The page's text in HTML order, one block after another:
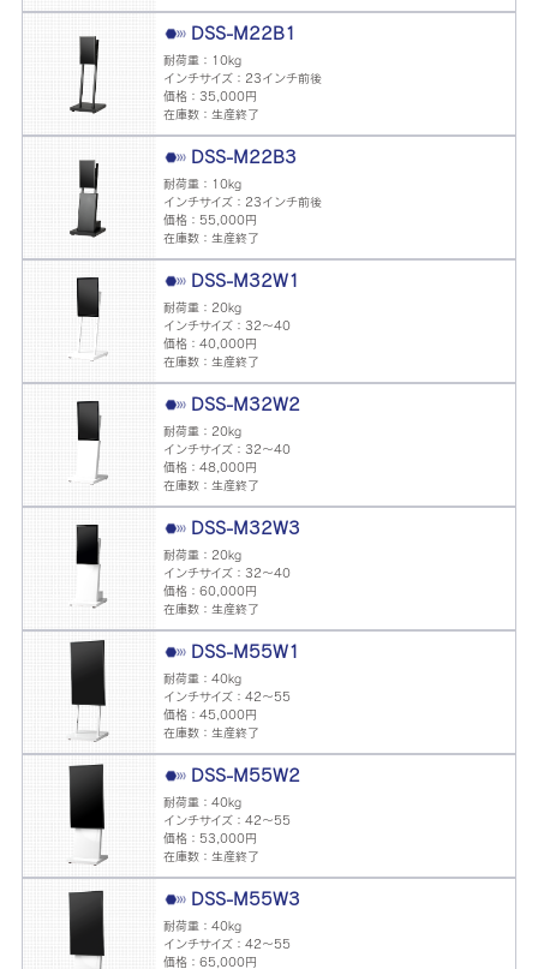
DSS-M22B1
耐荷重：10kg
インチサイズ：23インチ前後
価格：35,000円
在庫数：生産終了
DSS-M22B3
耐荷重：10kg
インチサイズ：23インチ前後
価格：55,000円
在庫数：生産終了
DSS-M32W1
耐荷重：20kg
インチサイズ：32～40
価格：40,000円
在庫数：生産終了
DSS-M32W2
耐荷重：20kg
インチサイズ：32～40
価格：48,000円
在庫数：生産終了
DSS-M32W3
耐荷重：20kg
インチサイズ：32～40
価格：60,000円
在庫数：生産終了
DSS-M55W1
耐荷重：40kg
インチサイズ：42～55
価格：45,000円
在庫数：生産終了
DSS-M55W2
耐荷重：40kg
インチサイズ：42～55
価格：53,000円
在庫数：生産終了
DSS-M55W3
耐荷重：40kg
インチサイズ：42～55
価格：65,000円